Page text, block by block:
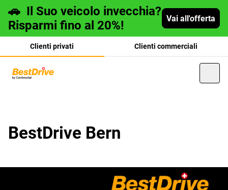
🚗 Il Suo veicolo invecchia?
Risparmi fino al 20%!
Vai all'offerta
Clienti privati Clienti commerciali
BestDrive Bern